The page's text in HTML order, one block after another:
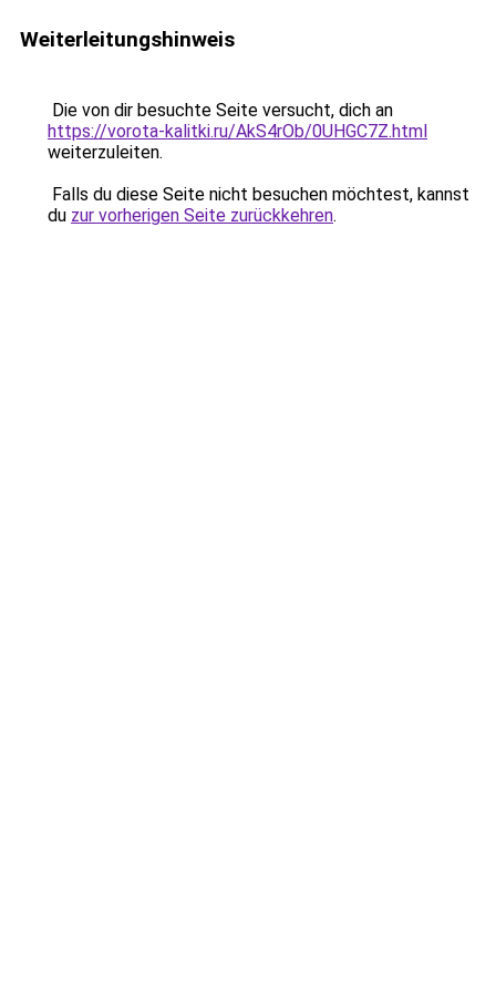
Weiterleitungshinweis
Die von dir besuchte Seite versucht, dich an
https://vorota-kalitki.ru/AkS4rOb/0UHGC7Z.html
weiterzuleiten.
Falls du diese Seite nicht besuchen möchtest, kannst
du zur vorherigen Seite zurückkehren.